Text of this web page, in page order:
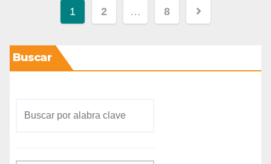
1 2 … 8
Buscar